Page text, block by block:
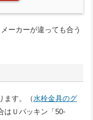
ーカーが違っても合う
ます。（水栓金具のグ
はＵパッキン「50-